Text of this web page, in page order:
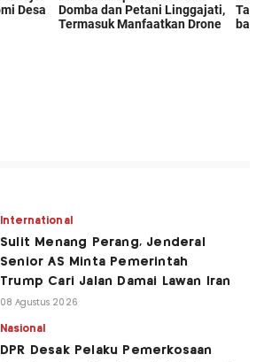
International
Sulit Menang Perang, Jenderal
Senior AS Minta Pemerintah
Trump Cari Jalan Damai Lawan Iran
08 Agustus 2026
Nasional
DPR Desak Pelaku Pemerkosaan